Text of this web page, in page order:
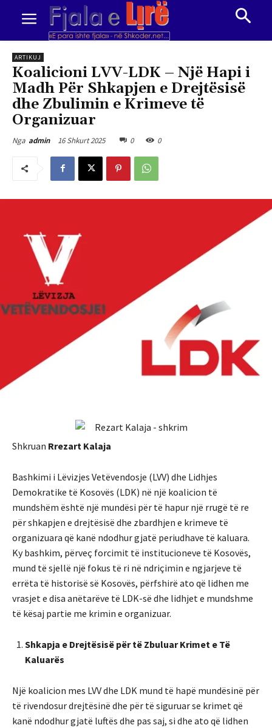
ARTIKUJ
Koalicioni LVV-LDK – Një Hapi i
Madh Për Shkapjen e Drejtësisë
dhe Zbulimin e Krimeve të
Organizuar
Nga admin 16 Shkurt 2025 0 0
Shkruan Rrezart Kalaja
Bashkimi i Lëvizjes Vetëvendosje (LVV) dhe Lidhjes
Demokratike të Kosovës (LDK) në një koalicion të
mundshëm është një mundësi për të hapur një rrugë të re
për shkapjen e drejtësisë dhe zbardhjen e krimeve të
organizuara që kanë ndodhur gjatë periudhave të kaluara.
Ky bashkim, përveç forcimit të institucioneve të Kosovës,
mund të sjellë një fokus të ri në ndriçimin e ngjarjeve të
errëta të historisë së Kosovës, përfshirë ato që lidhen me
vrasjet e disa anëtarëve të LDK-së dhe lidhjet e mundshme
të kësaj partie me krimin e organizuar.
Shkapja e Drejtësisë për të Zbuluar Krimet e Të
Kaluarës
Një koalicion mes LVV dhe LDK mund të hapë mundësinë për
të rivendosur drejtësinë dhe për të siguruar se krimet që
kanë ndodhur gjatë luftës dhe pas saj, si dhe ato që lidhen